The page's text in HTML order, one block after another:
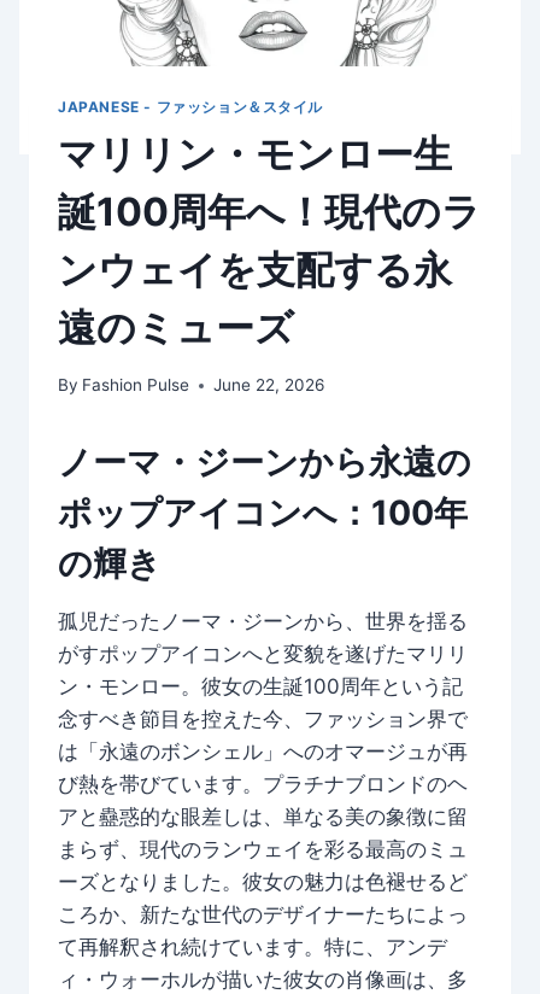
JAPANESE - ファッション＆スタイル
マリリン・モンロー生
誕100周年へ！現代のラ
ンウェイを支配する永
遠のミューズ
By Fashion Pulse June 22, 2026
ノーマ・ジーンから永遠の
ポップアイコンへ：100年
の輝き
孤児だったノーマ・ジーンから、世界を揺る
がすポップアイコンへと変貌を遂げたマリリ
ン・モンロー。彼女の生誕100周年という記
念すべき節目を控えた今、ファッション界で
は「永遠のボンシェル」へのオマージュが再
び熱を帯びています。プラチナブロンドのヘ
アと蠱惑的な眼差しは、単なる美の象徴に留
まらず、現代のランウェイを彩る最高のミュ
ーズとなりました。彼女の魅力は色褪せるど
ころか、新たな世代のデザイナーたちによっ
て再解釈され続けています。特に、アンデ
ィ・ウォーホルが描いた彼女の肖像画は、多